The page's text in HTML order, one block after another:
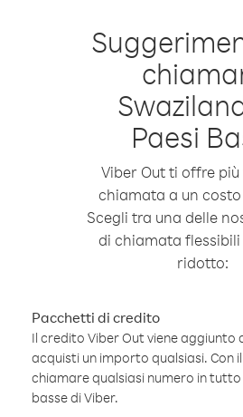
Paesi
Viber Out ti offre
chiamata a un
Scegli tra una delle
di chiamata flessibili
ridotto:
Pacchetti di credito
Il credito Viber Out viene aggiunto
acquisti un importo qualsiasi. Con
chiamare qualsiasi numero in
basse di Viber.